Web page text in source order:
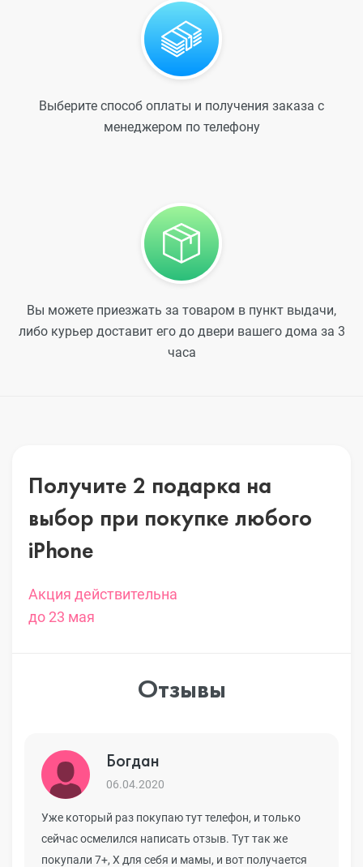
Выберите способ оплаты и получения заказа с
менеджером по телефону
Вы можете приезжать за товаром в пункт выдачи,
либо курьер доставит его до двери вашего дома за 3
часа
Получите 2 подарка на
выбор при покупке любого
iPhone
Акция действительна
до 23 мая
Отзывы
Богдан
06.04.2020
Уже который раз покупаю тут телефон, и только
сейчас осмелился написать отзыв. Тут так же
покупали 7+, Х для себя и мамы, и вот получается